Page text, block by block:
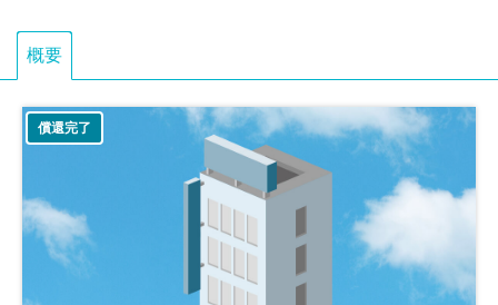
フ
ァ
ン
デ
ン
グ
で
概要
償還完了